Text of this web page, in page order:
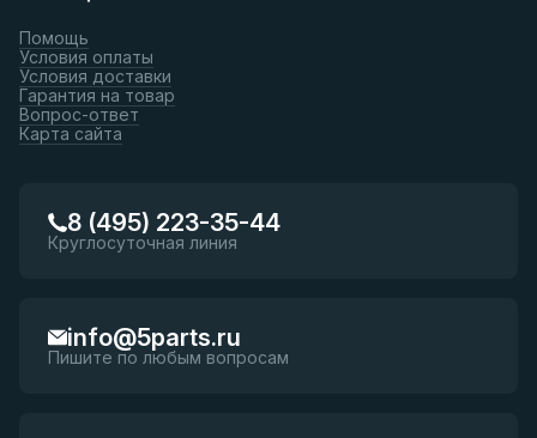
Помощь
Условия оплаты
Условия доставки
Гарантия на товар
Вопрос-ответ
Карта сайта
8 (495) 223-35-44
Круглосуточная линия
info@5parts.ru
Пишите по любым вопросам